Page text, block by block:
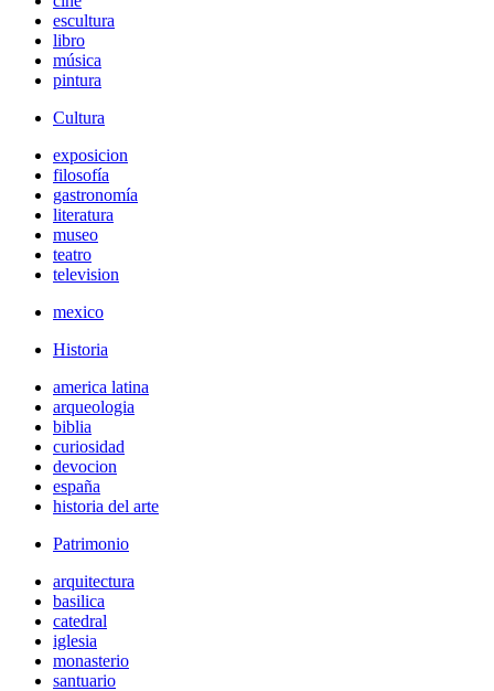
escultura
libro
música
pintura
Cultura
exposicion
filosofía
gastronomía
literatura
museo
teatro
television
mexico
Historia
america latina
arqueologia
biblia
curiosidad
devocion
españa
historia del arte
Patrimonio
arquitectura
basilica
catedral
iglesia
monasterio
santuario